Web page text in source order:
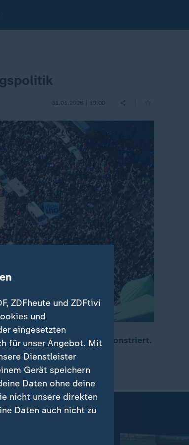
31.01.2026 | 19:00
Präsidenten und ICE demonstriert.
seinem Protestsong auf.
ZDFheute und ZDFtivi
und
eingesetzten
für unser Angebot. Mit
Dienstleister
Gerät speichern
Daten ohne deine
nicht unsere direkten
Daten auch nicht zu